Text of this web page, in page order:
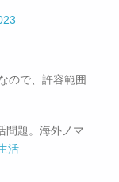
ので、許容範囲
問題。海外ノマ
活